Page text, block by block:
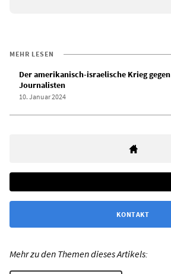
MEHR LESEN
Der amerikanisch-israelische Krieg gegen
Journalisten
10. Januar 2024
KONTAKT
Mehr zu den Themen dieses Artikels: